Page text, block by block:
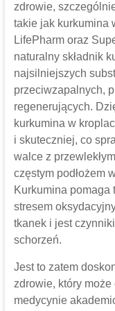
zdrowie,
takie jak kurkumina
LifePharm oraz
naturalny składnik
najsilniejszych
przeciwzapalnych,
regenerujących.
kurkumina w
i skuteczniej, co
walce z
częstym podłożem
Kurkumina pomaga
stresem
tkanek i jest
schorzeń.
Jest to zatem
zdrowie, który może
medycynie